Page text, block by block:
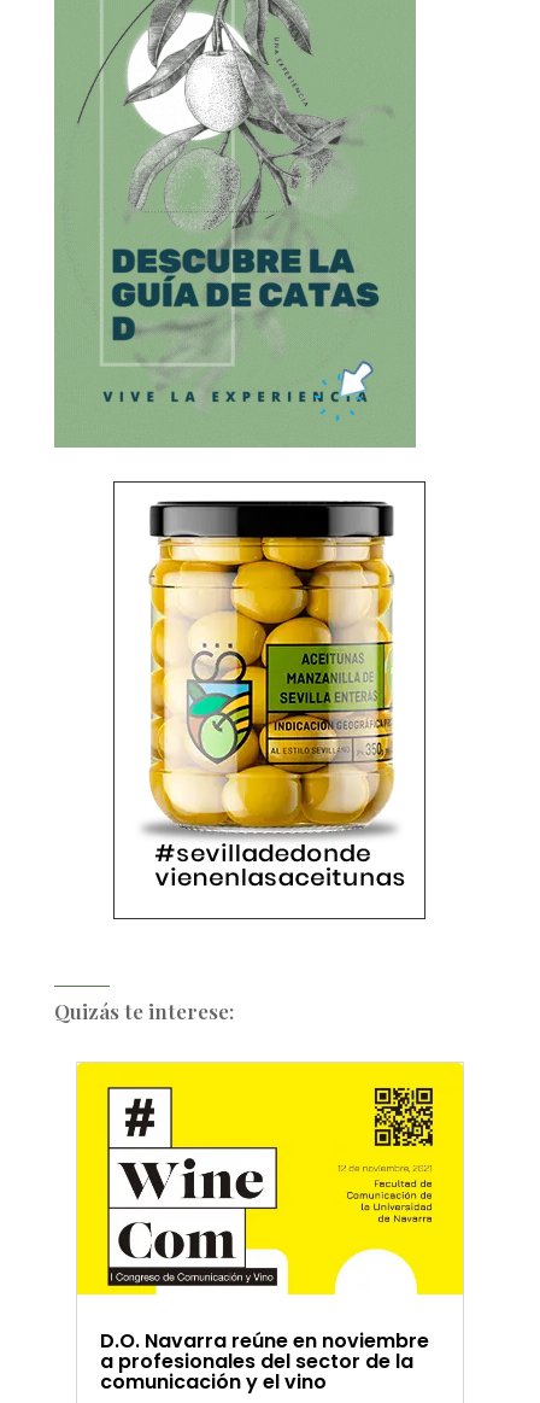
Quizás te interese:
D.O. Navarra reúne en noviembre
a profesionales del sector de la
comunicación y el vino